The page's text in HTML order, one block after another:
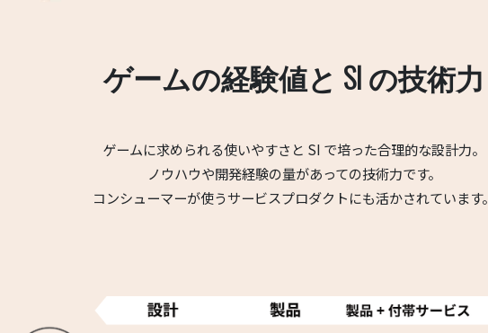
ゲームの経験値と SI の技術力
ゲームに求められる使いやすさと SI で培った合理的な設計力。
ノウハウや開発経験の量があっての技術力です。
コンシューマーが使うサービスプロダクトにも活かされています。